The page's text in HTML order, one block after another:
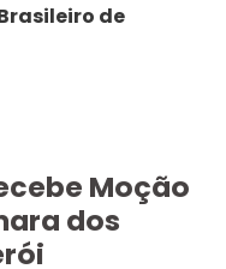
de
Moção
dos